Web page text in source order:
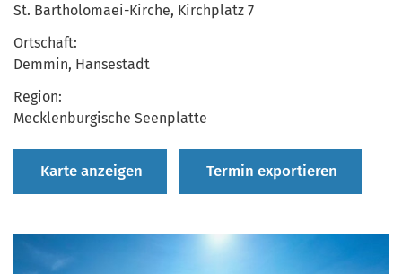
St. Bartholomaei-Kirche, Kirchplatz 7
Ortschaft:
Demmin, Hansestadt
Region:
Mecklenburgische Seenplatte
Karte anzeigen Termin exportieren